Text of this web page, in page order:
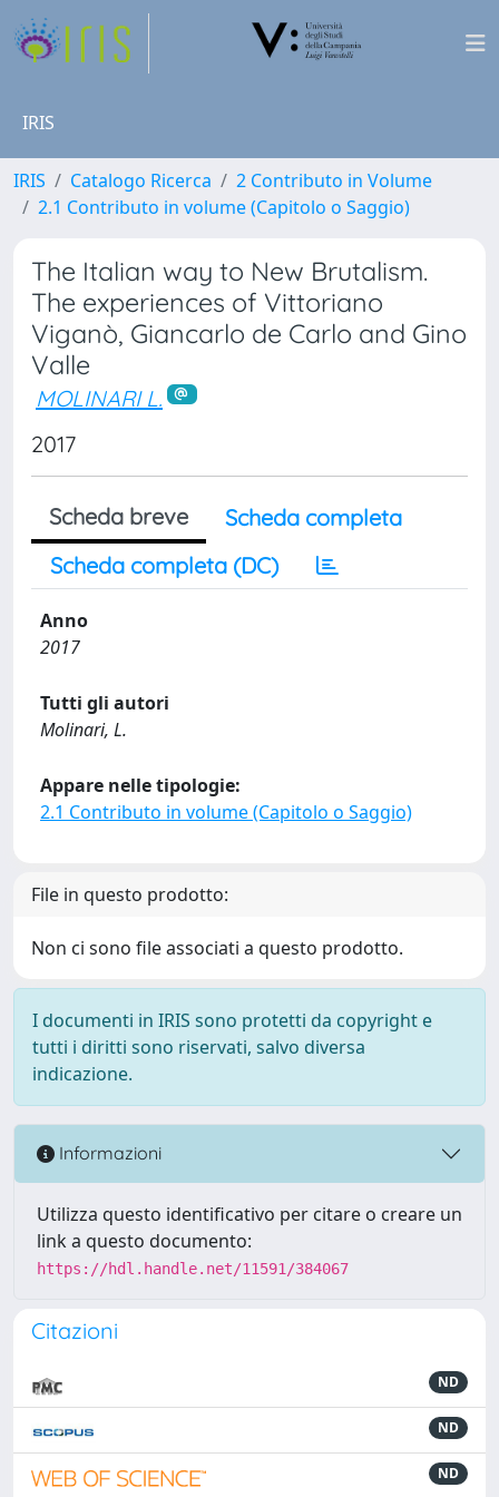
IRIS
IRIS Catalogo Ricerca
2 Contributo in Volume
2.1 Contributo in volume (Capitolo o Saggio)
The Italian way to New Brutalism.
The experiences of Vittoriano
Viganò, Giancarlo de Carlo and Gino
Valle
MOLINARI L.
2017
Scheda breve
Scheda completa
Scheda completa (DC)
Anno
2017
Tutti gli autori
Molinari, L.
Appare nelle tipologie:
2.1 Contributo in volume (Capitolo o Saggio)
File in questo prodotto:
Non ci sono file associati a questo prodotto.
I documenti in IRIS sono protetti da copyright e
tutti i diritti sono riservati, salvo diversa
indicazione.
Informazioni
Utilizza questo identificativo per citare o creare un
link a questo documento:
https://hdl.handle.net/11591/384067
Citazioni
ND
ND
ND